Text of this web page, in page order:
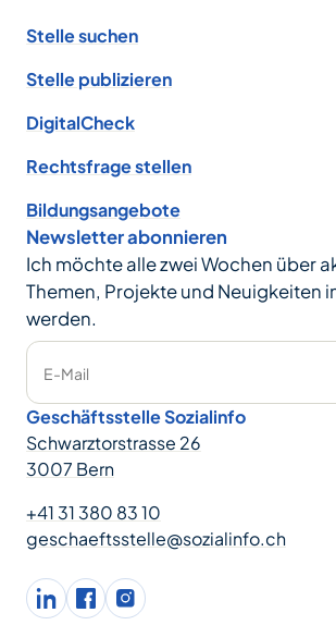
Stelle suchen
Stelle publizieren
DigitalCheck
Rechtsfrage stellen
Bildungsangebote
Newsletter abonnieren
Ich möchte alle zwei Wochen über
Themen, Projekte und Neuigkeiten
werden.
E-Mail
Geschäftsstelle Sozialinfo
Schwarztorstrasse 26
3007 Bern
+41 31 380 83 10
geschaeftsstelle@sozialinfo.ch
LinkedInfacebookInstagram